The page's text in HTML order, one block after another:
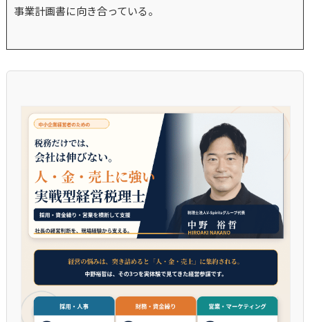
事業計画書に向き合っている。